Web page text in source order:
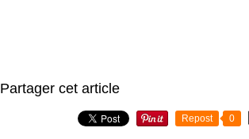
Partager cet article
Repost 0